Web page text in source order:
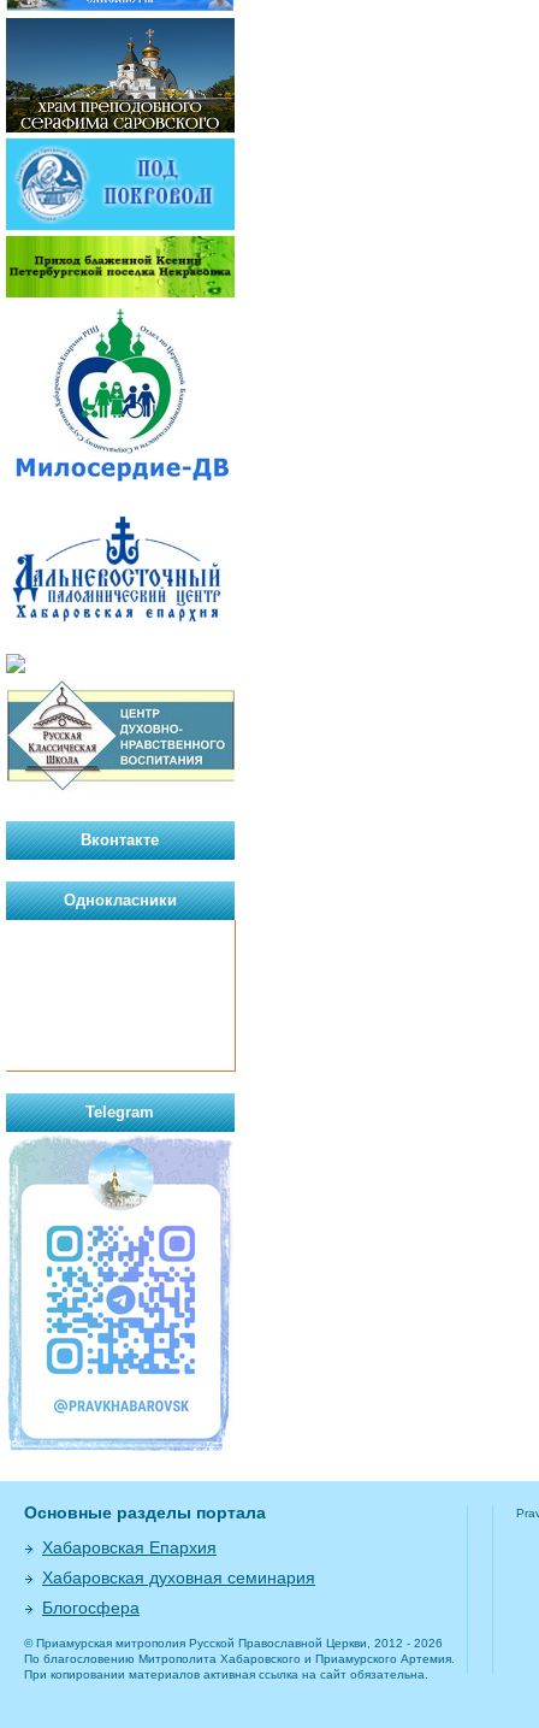
Вконтакте
Однокласники
Telegram
Основные разделы портала
Хабаровская Епархия
Хабаровская духовная семинария
Блогосфера
© Приамурская митрополия Русской Православной Церкви, 2012 - 2026
По благословению Митрополита Хабаровского и Приамурского Артемия.
При копировании материалов активная ссылка на сайт обязательна.